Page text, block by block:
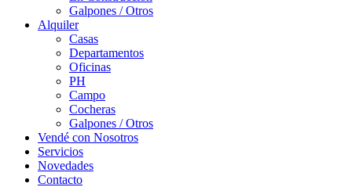
Galpones / Otros
Alquiler
Casas
Departamentos
Oficinas
PH
Campo
Cocheras
Galpones / Otros
Vendé con Nosotros
Servicios
Novedades
Contacto